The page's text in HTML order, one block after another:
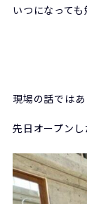
いつになっても
現場の話では
先日オープン